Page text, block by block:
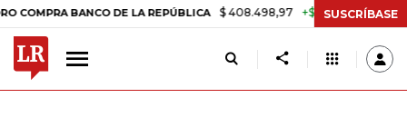
BANCO DE LA REPÚBLICA $ 408.498,97 +$ 8.753,81 +2,19%
SUSCRÍBASE